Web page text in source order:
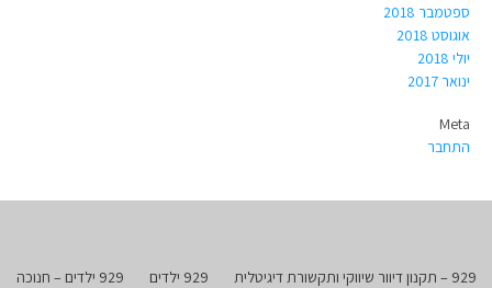
ספטמבר 2018
אוגוסט 2018
יולי 2018
ינואר 2017
Meta
התחבר
929 – תקנון דיוור שיווקי ותקשורת דיגיטלית 929 ילדים
929 ילדים – חנוכה